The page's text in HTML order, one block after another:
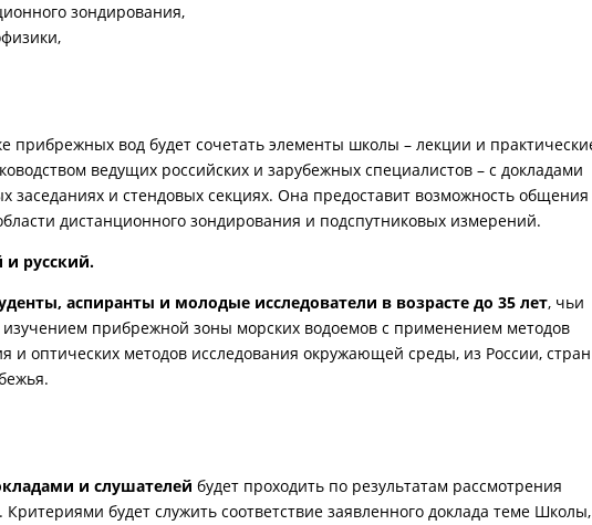
зондирования,
прибрежных вод будет сочетать элементы школы – лекции и
ведущих российских и зарубежных специалистов – с докладами
заседаниях и стендовых секциях. Она предоставит возможность общения
дистанционного зондирования и подспутниковых измерений.
и русский.
аспиранты и молодые исследователи в возрасте до 35 лет, чьи
прибрежной зоны морских водоемов с применением методов
и оптических методов исследования окружающей среды, из России, стран
и слушателей будет проходить по результатам рассмотрения
будет служить соответствие заявленного доклада теме Школы,